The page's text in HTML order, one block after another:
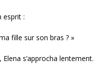
esprit :
fille sur son bras ? »
s’approcha lentement.